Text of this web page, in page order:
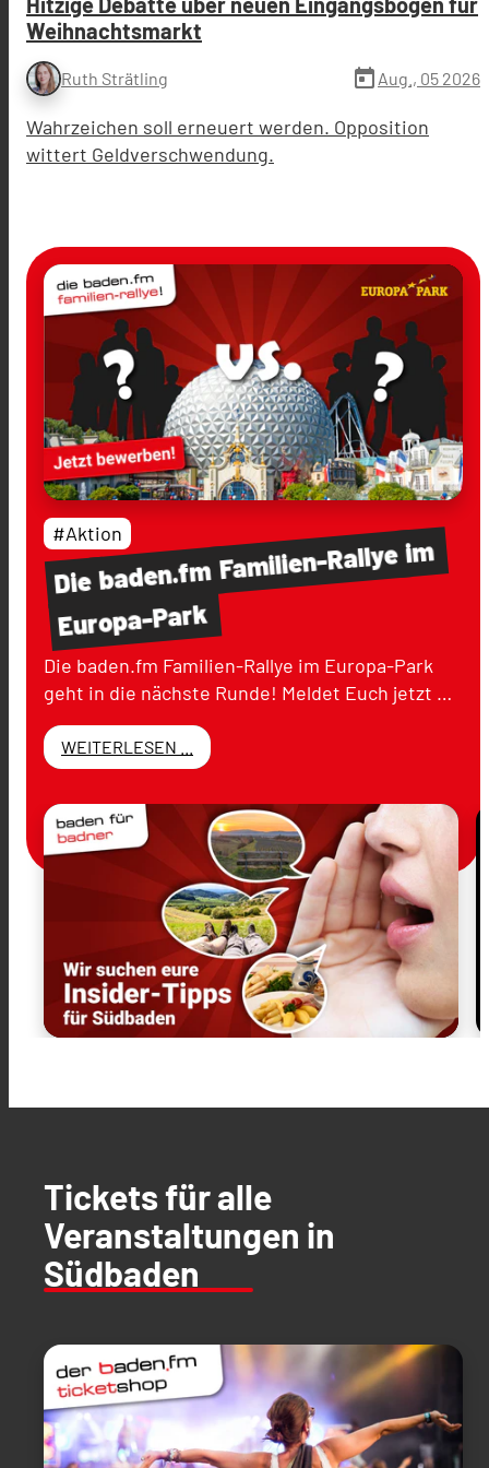
Weihnachtsmarkt
Ruth Strätling today Aug., 05 2026
Wahrzeichen soll erneuert werden. Opposition
wittert Geldverschwendung.
Diebaden.fmFamilien-Rallyeim
Europa-Park
#Aktion
Die baden.fm Familien-Rallye im Europa-Park
geht in die nächste Runde! Meldet Euch jetzt …
WEITERLESEN ...
Tickets für alle
Veranstaltungen in
Südbaden